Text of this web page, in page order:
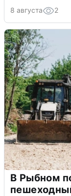
8 августа 2
В Рыбном